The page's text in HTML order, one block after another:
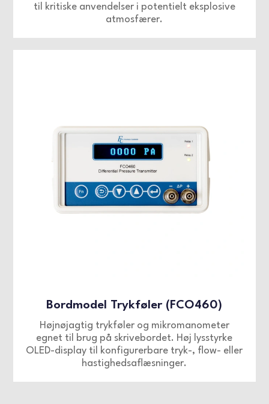
til kritiske anvendelser i potentielt eksplosive
atmosfærer.
Bordmodel Trykføler (FCO460)
Højnøjagtig trykføler og mikromanometer
egnet til brug på skrivebordet. Høj lysstyrke
OLED-display til konfigurerbare tryk-, flow- eller
hastighedsaflæsninger.